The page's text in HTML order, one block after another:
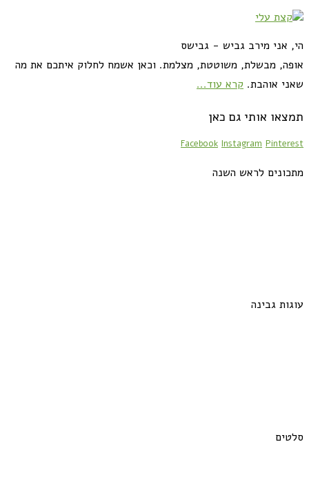
הי, אני מירב גביש - גבישס
אופה, מבשלת, משוטטת, מצלמת. וכאן אשמח לחלוק איתכם את מה
שאני אוהבת. קרא עוד...
תמצאו אותי גם כאן
Facebook Instagram Pinterest
מתכונים לראש השנה
עוגות גבינה
סלטים